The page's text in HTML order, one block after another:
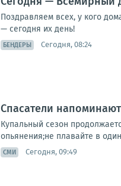
Поздравляем всех, у кого
— сегодня их день!
БЕНДЕРЫ Сегодня, 08:24
Спасатели
Купальный сезон
опьянения;не плавайте в
СМИ Сегодня, 09:49